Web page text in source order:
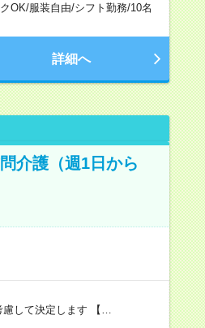
OK/服装自由/シフト勤務/10名
詳細へ
介護（週1日から
して決定します 【…